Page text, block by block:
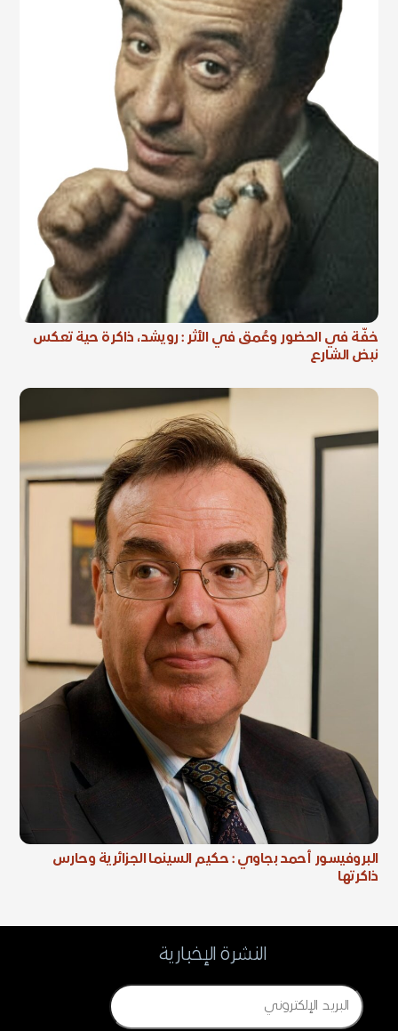
خفّة في الحضور وعُمق في الأثر : رويشد، ذاكرة حية تعكس
نبض الشارع
البروفيسور أحمد بجاوي : حكيم السينما الجزائرية وحارس
ذاكرتها
النشرة الإخبارية
Email